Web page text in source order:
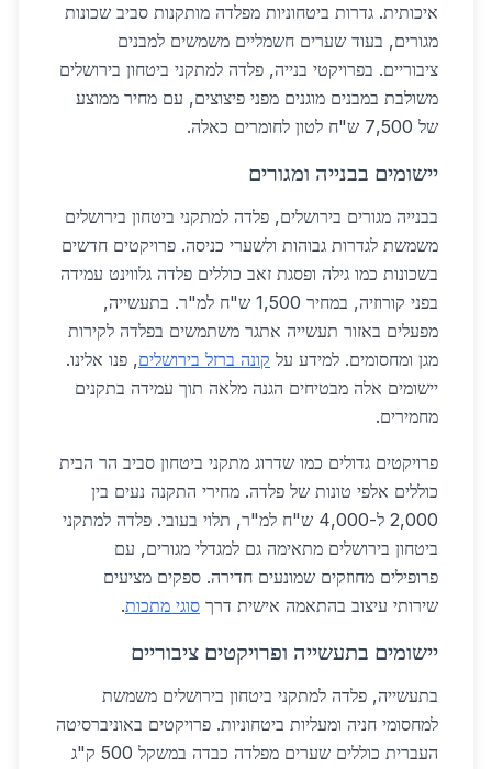
איכותית. גדרות ביטחוניות מפלדה מותקנות סביב שכונות
מגורים, בעוד שערים חשמליים משמשים למבנים
ציבוריים. בפרויקטי בנייה, פלדה למתקני ביטחון בירושלים
משולבת במבנים מוגנים מפני פיצוצים, עם מחיר ממוצע
של 7,500 ש"ח לטון לחומרים כאלה.
יישומים בבנייה ומגורים
בבנייה מגורים בירושלים, פלדה למתקני ביטחון בירושלים
משמשת לגדרות גבוהות ולשערי כניסה. פרויקטים חדשים
בשכונות כמו גילה ופסגת זאב כוללים פלדה גלווינט עמידה
בפני קורוזיה, במחיר 1,500 ש"ח למ"ר. בתעשייה,
מפעלים באזור תעשייה אתגר משתמשים בפלדה לקירות
מגן ומחסומים. למידע על קונה ברזל בירושלים, פנו אלינו.
יישומים אלה מבטיחים הגנה מלאה תוך עמידה בתקנים
מחמירים.
פרויקטים גדולים כמו שדרוג מתקני ביטחון סביב הר הבית
כוללים אלפי טונות של פלדה. מחירי התקנה נעים בין
2,000 ל-4,000 ש"ח למ"ר, תלוי בעובי. פלדה למתקני
ביטחון בירושלים מתאימה גם למגדלי מגורים, עם
פרופילים מחוזקים שמונעים חדירה. ספקים מציעים
שירותי עיצוב בהתאמה אישית דרך סוגי מתכות.
יישומים בתעשייה ופרויקטים ציבוריים
בתעשייה, פלדה למתקני ביטחון בירושלים משמשת
למחסומי חניה ומעליות ביטחוניות. פרויקטים באוניברסיטה
העברית כוללים שערים מפלדה כבדה במשקל 500 ק"ג